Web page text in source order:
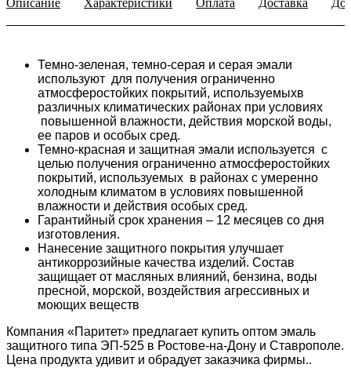
Описание Характеристики Оплата Доставка
Темно-зеленая, темно-серая и серая эмали
используют для получения ограниченно
атмосферостойких покрытий, используемыхв
различных климатических районах при условиях
повышенной влажности, действия морской воды,
ее паров и особых сред.
Темно-красная и защитная эмали используется с
целью получения ограниченно атмосферостойких
покрытий, используемых в районах с умеренно
холодным климатом в условиях повышенной
влажности и действия особых сред.
Гарантийный срок хранения – 12 месяцев со дня
изготовления.
Нанесение защитного покрытия улучшает
антикоррозийные качества изделий. Состав
защищает от масляных влияний, бензина, воды
пресной, морской, воздействия агрессивных и
моющих веществ
Компания «Паритет» предлагает купить оптом эмаль
защитного типа ЭП-525 в Ростове-на-Дону и Ставрополе.
Цена продукта удивит и обрадует заказчика фирмы..